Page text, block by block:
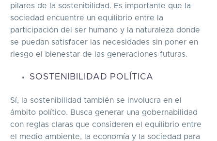
pilares de la sostenibilidad. Es importante que la
sociedad encuentre un equilibrio entre la
participación del ser humano y la naturaleza donde
se puedan satisfacer las necesidades sin poner en
riesgo el bienestar de las generaciones futuras.
SOSTENIBILIDAD POLÍTICA
Sí, la sostenibilidad también se involucra en el
ámbito político. Busca generar una gobernabilidad
con reglas claras que consideren el equilibrio entre
el medio ambiente, la economía y la sociedad para